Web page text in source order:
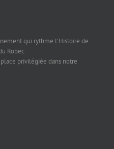
qui rythme l’Histoire de
Robec.
privilégiée dans notre